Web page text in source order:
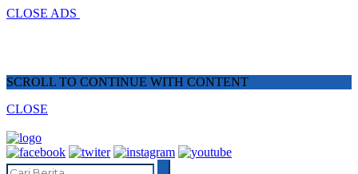
CLOSE ADS
SCROLL TO CONTINUE WITH CONTENT
CLOSE